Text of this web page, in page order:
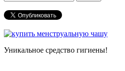
Форма поиска
Уникальное средство гигиены!